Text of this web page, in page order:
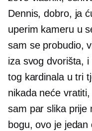
Dennis, dobro, ja
uperim kameru u
sam se probudio,
iza svog dvorišta,
tog kardinala u tri
nikada neće
sam par slika prije
bogu, ovo je